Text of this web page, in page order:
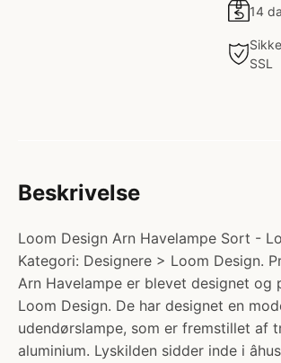
14
SSL
Beskrivelse
Loom Design Arn Havelampe Sort -
Kategori: Designere > Loom Design.
Arn Havelampe er blevet designet og
Loom Design. De har designet en
udendørslampe, som er fremstillet af
aluminium. Lyskilden sidder inde i